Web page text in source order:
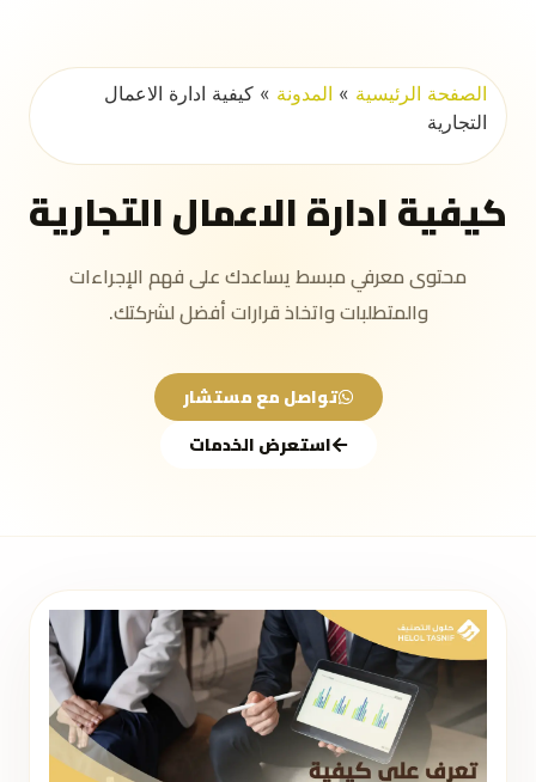
الصفحة الرئيسية » المدونة » كيفية ادارة الاعمال
التجارية
كيفية ادارة الاعمال التجارية
محتوى معرفي مبسط يساعدك على فهم الإجراءات
والمتطلبات واتخاذ قرارات أفضل لشركتك.
تواصل مع مستشار
استعرض الخدمات